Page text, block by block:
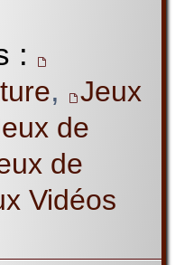
:
,
Jeux
de
de
Vidéos